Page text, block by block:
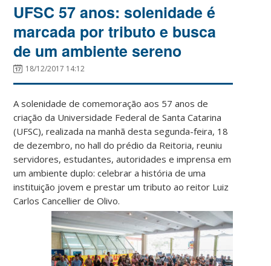
UFSC 57 anos: solenidade é
marcada por tributo e busca
de um ambiente sereno
18/12/2017 14:12
A solenidade de comemoração aos 57 anos de
criação da Universidade Federal de Santa Catarina
(UFSC), realizada na manhã desta segunda-feira, 18
de dezembro, no hall do prédio da Reitoria, reuniu
servidores, estudantes, autoridades e imprensa em
um ambiente duplo: celebrar a história de uma
instituição jovem e prestar um tributo ao reitor Luiz
Carlos Cancellier de Olivo.